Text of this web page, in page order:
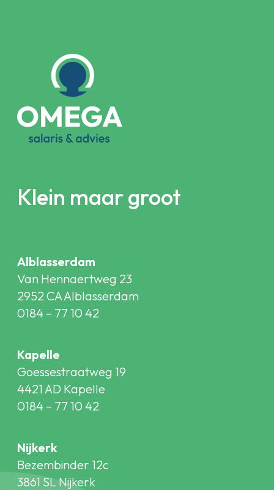
Klein maar groot
Alblasserdam
Van Hennaertweg 23
2952 CA Alblasserdam
0184 – 77 10 42
Kapelle
Goessestraatweg 19
4421 AD Kapelle
0184 – 77 10 42
Nijkerk
Bezembinder 12c
3861 SL Nijkerk